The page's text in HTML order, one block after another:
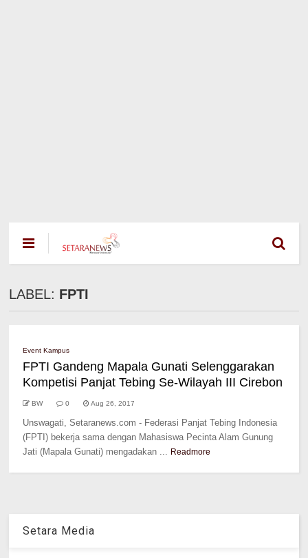
LABEL: FPTI
Event Kampus
FPTI Gandeng Mapala Gunati Selenggarakan
Kompetisi Panjat Tebing Se-Wilayah III Cirebon
BW 0 Aug 26, 2017
Unswagati, Setaranews.com - Federasi Panjat Tebing Indonesia
(FPTI) bekerja sama dengan Mahasiswa Pecinta Alam Gunung
Jati (Mapala Gunati) mengadakan ... Readmore
Setara Media